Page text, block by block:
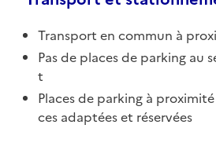
Transport en commun à
Pas de places de parking au
t
Places de parking à
ces adaptées et réservées